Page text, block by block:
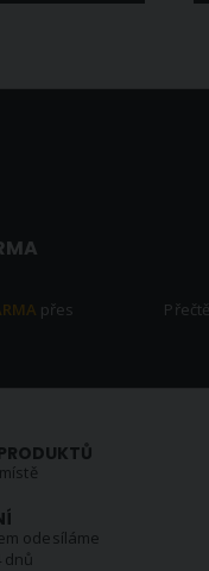
přes
odesíláme
dnů